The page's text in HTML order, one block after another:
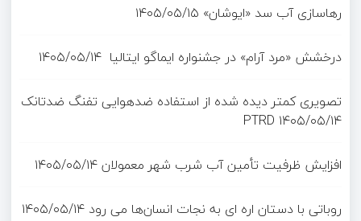
رهاسازی آب سد «ایوشان» ۱۴۰۵/۰۵/۱۵
درخشش «مرد آرام» در جشنواره ایماگو ایتالیا ۱۴۰۵/۰۵/۱۴
تصویری کمتر دیده شده از استفاده ضدهوایی تفنگ ضدتانک
PTRD ۱۴۰۵/۰۵/۱۴
افزایش ظرفیت تأمین آب شرب شهر معمولان۱۴۰۵/۰۵/۱۴
روباتی با دستان اره ای به نجات انسان‌ها می رود ۱۴۰۵/۰۵/۱۴